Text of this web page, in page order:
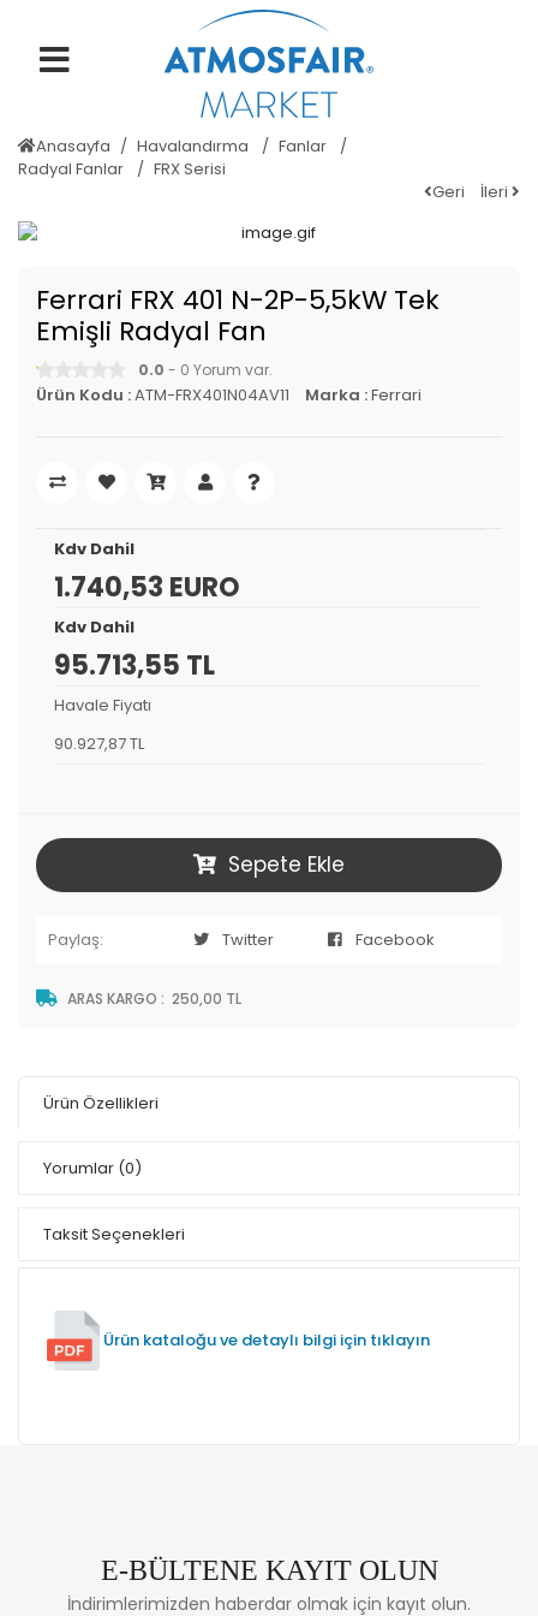
Anasayfa Havalandırma
Fanlar
Radyal Fanlar
FRX Serisi
Geri
İleri
Ferrari FRX 401 N-2P-5,5kW Tek
Emişli Radyal Fan
0.0 - 0 Yorum var.
Ürün Kodu :ATM-FRX401N04AV11 Marka :Ferrari
Kdv Dahil
1.740,53 EURO
Kdv Dahil
95.713,55 TL
Havale Fiyatı
90.927,87 TL
Sepete Ekle
Paylaş: Twitter Facebook
ARAS KARGO : 250,00 TL
Ürün Özellikleri
Yorumlar (0)
Taksit Seçenekleri
Ürün kataloğu ve detaylı bilgi için tıklayın
E-BÜLTENE KAYIT OLUN
İndirimlerimizden haberdar olmak için kayıt olun.